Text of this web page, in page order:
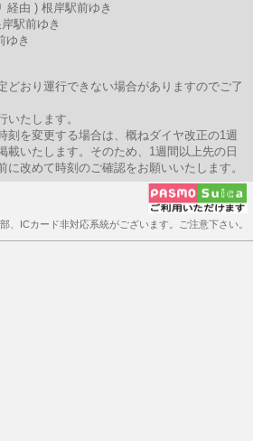
経由 ) 根岸駅前ゆき
駅前ゆき
ゆき
おり運行できない場合がありますのでご了
たします。
刻を変更する場合は、概ねダイヤ改正の1週
載いたします。そのため、1週間以上先の日
改めて時刻のご確認をお願いいたします。
、ICカード非対応系統がございます。ご注意下さい。